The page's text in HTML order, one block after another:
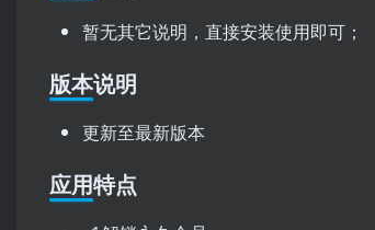
暂无其它说明，直接安装使用即可；
版本说明
更新至最新版本
应用特点